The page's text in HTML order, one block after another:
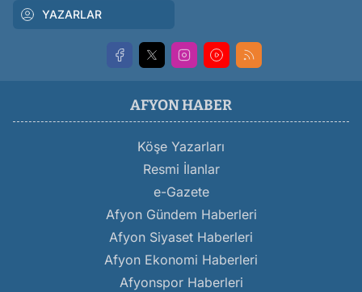
YAZARLAR
AFYON HABER
Köşe Yazarları
Resmi İlanlar
e-Gazete
Afyon Gündem Haberleri
Afyon Siyaset Haberleri
Afyon Ekonomi Haberleri
Afyonspor Haberleri